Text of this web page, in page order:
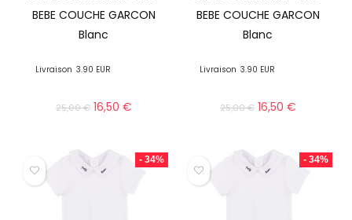
BEBE COUCHE GARCON
Blanc
Livraison 3.90 EUR
25,00€ 16,50 €
BEBE COUCHE GARCON
Blanc
Livraison 3.90 EUR
25,00€ 16,50 €
- 34% - 34%